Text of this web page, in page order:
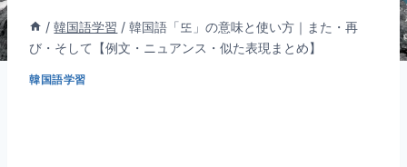
/ 韓国語学習 / 韓国語「또」の意味と使い方｜また・再
び・そして【例文・ニュアンス・似た表現まとめ】
韓国語学習